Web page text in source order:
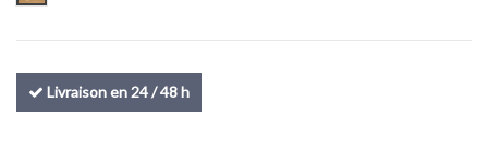
Livraison en 24 / 48 h